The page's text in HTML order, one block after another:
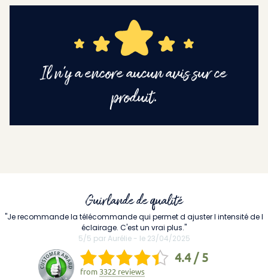
Il n'y a encore aucun avis sur ce
produit.
Guirlande de qualité
"Je recommande la télécommande qui permet d ajuster l intensité de l
éclairage. C'est un vrai plus."
5/5 par Aurélie - le 23/04/2025
4.4 / 5
from 3322 reviews